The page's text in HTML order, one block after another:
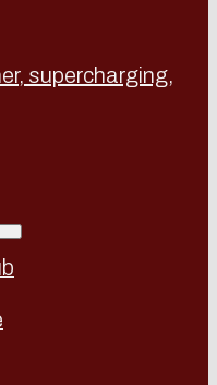
supercharging,